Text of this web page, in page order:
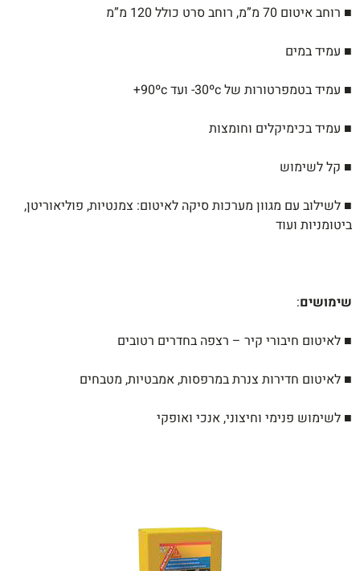
■ רוחב איטום 70 מ”מ, רוחב סרט כולל 120 מ”מ
■ עמיד במים
■ עמיד בטמפרטורות של 30ºc-
ועד90ºc
+
■ עמיד בכימיקלים וחומצות
■ קל לשימוש
■ לשילוב עם מגוון מערכות סיקה לאיטום: צמנטיות, פוליאוריטן,
ביטומניות ועוד
שימושים:
■ לאיטום חיבורי קיר – רצפה בחדרים רטובים
■ לאיטום חדירות צנרת במרפסות, אמבטיות, מטבחים
■ לשימוש פנימי וחיצוני, אנכי ואופקי